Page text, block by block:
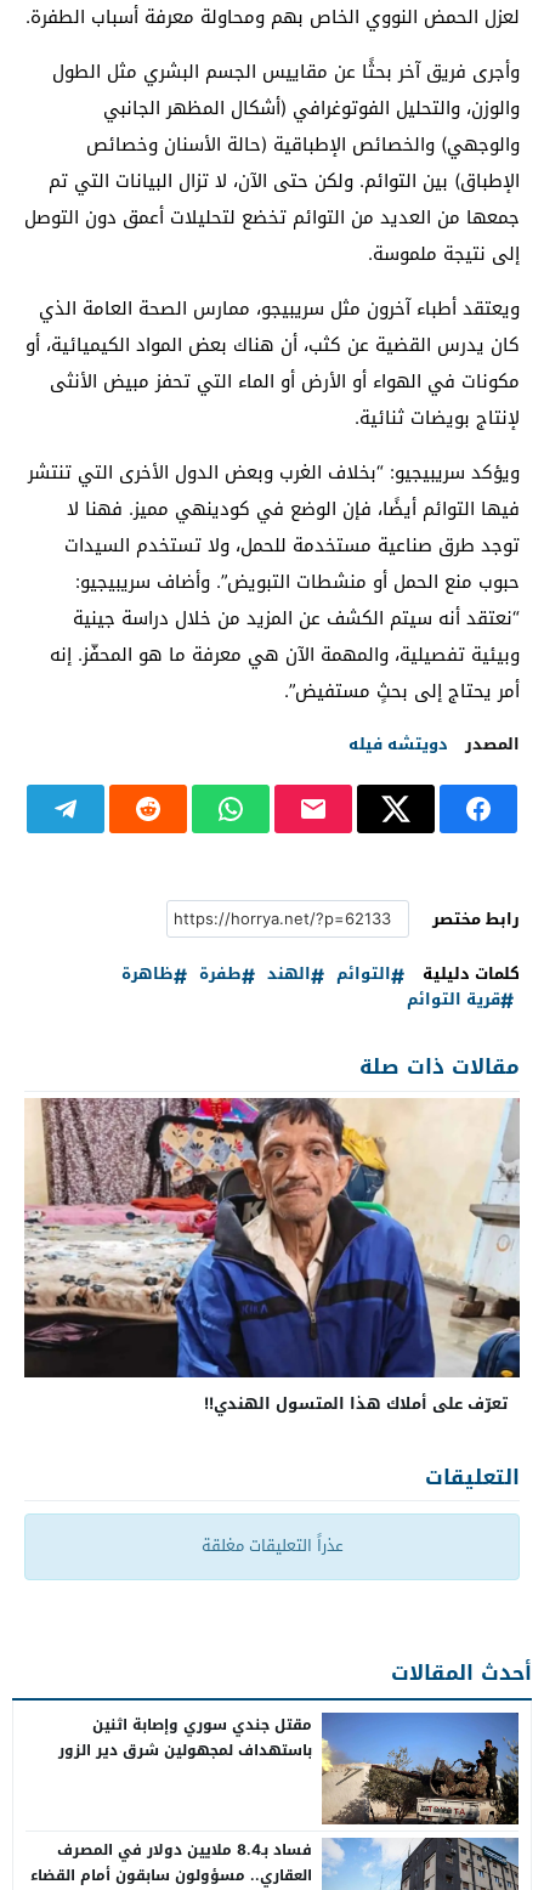
لعزل الحمض النووي الخاص بهم ومحاولة معرفة أسباب الطفرة.
وأجرى فريق آخر بحثًا عن مقاييس الجسم البشري مثل الطول
والوزن، والتحليل الفوتوغرافي (أشكال المظهر الجانبي
والوجهي) والخصائص الإطباقية (حالة الأسنان وخصائص
الإطباق) بين التوائم. ولكن حتى الآن، لا تزال البيانات التي تم
جمعها من العديد من التوائم تخضع لتحليلات أعمق دون التوصل
إلى نتيجة ملموسة.
ويعتقد أطباء آخرون مثل سريبيجو، ممارس الصحة العامة الذي
كان يدرس القضية عن كثب، أن هناك بعض المواد الكيميائية، أو
مكونات في الهواء أو الأرض أو الماء التي تحفز مبيض الأنثى
لإنتاج بويضات ثنائية.
ويؤكد سريبيجيو: “بخلاف الغرب وبعض الدول الأخرى التي تنتشر
فيها التوائم أيضًا، فإن الوضع في كودينهي مميز. فهنا لا
توجد طرق صناعية مستخدمة للحمل، ولا تستخدم السيدات
حبوب منع الحمل أو منشطات التبويض”. وأضاف سريبيجيو:
“نعتقد أنه سيتم الكشف عن المزيد من خلال دراسة جينية
وبيئية تفصيلية، والمهمة الآن هي معرفة ما هو المحفّز. إنه
أمر يحتاج إلى بحثٍ مستفيض”.
المصدر دويتشه فيله
رابط مختصر
كلمات دليلية
التوائم الهند طفرة
ظاهرة
قرية التوائم
مقالات ذات صلة
تعرّف على أملاك هذا المتسول الهندي!!
التعليقات
عذراً التعليقات مغلقة
أحدث المقالات
مقتل جندي سوري وإصابة اثنين
باستهداف لمجهولين شرق دير الزور
فساد بـ8.4 ملايين دولار في المصرف
العقاري.. مسؤولون سابقون أمام القضاء